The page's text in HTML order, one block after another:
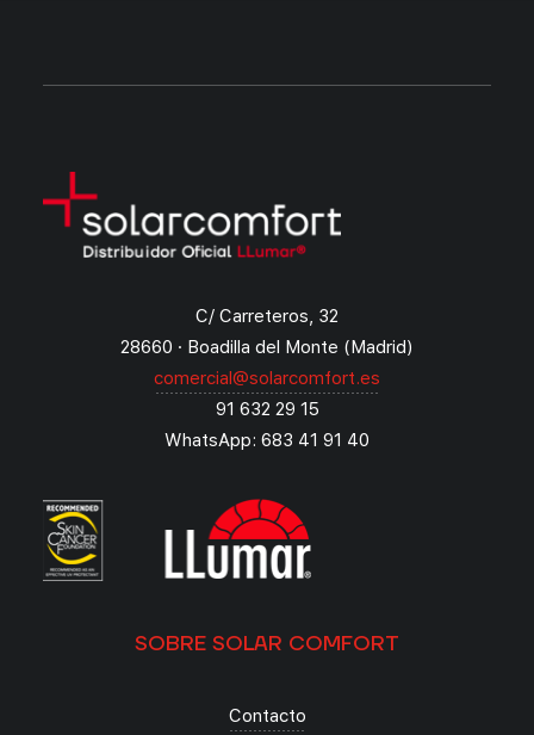
C/ Carreteros, 32
28660 · Boadilla del Monte (Madrid)
comercial@solarcomfort.es
91 632 29 15
WhatsApp: 683 41 91 40
SOBRE SOLAR COMFORT
Contacto